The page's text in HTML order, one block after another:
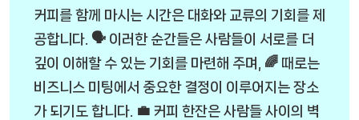
커피를 함께 마시는 시간은 대화와 교류의 기회를 제
공합니다. 🗣️ 이러한 순간들은 사람들이 서로를 더
깊이 이해할 수 있는 기회를 마련해 주며, 🌈 때로는
비즈니스 미팅에서 중요한 결정이 이루어지는 장소
가 되기도 합니다. 💼 커피 한잔은 사람들 사이의 벽